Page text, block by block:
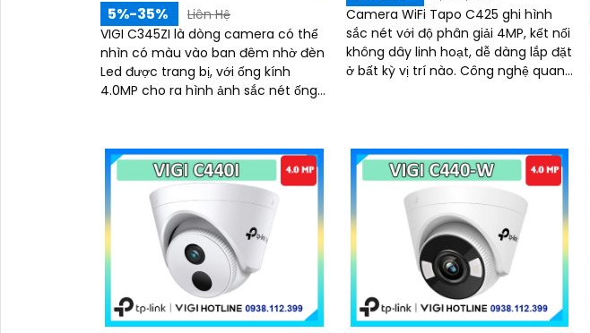
5%-35%
Liên Hệ
VIGI C345ZI là dòng camera có thể
nhìn có màu vào ban đêm nhờ đèn
Led được trang bị, với ống kính
4.0MP cho ra hình ảnh sắc nét ống
trực tiếp qua camera, hỗ trợ phát
hiện người và phương tiện
Camera WiFi Tapo C425 ghi hình
sắc nét với độ phân giải 4MP, kết nối
không dây linh hoạt, dễ dàng lắp đặt
ở bất kỳ vị trí nào. Công nghệ quan
hoạt trên thẻ nhớ hoặc đám mây,
chống nước hiệu quả